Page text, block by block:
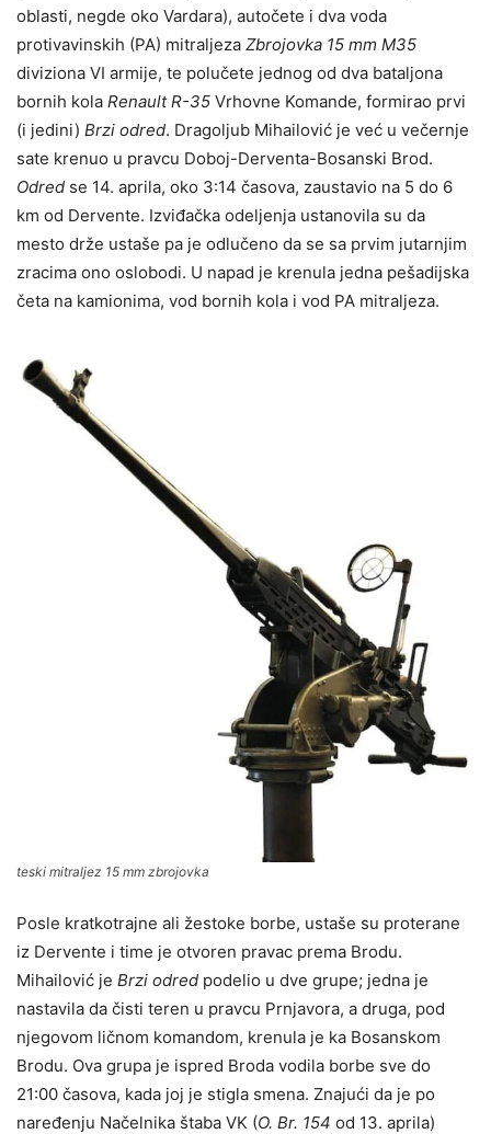
oblasti, negde oko Vardara), autočete i dva voda
protivavinskih (PA) mitralјeza Zbrojovka 15 mm M35
diviziona VI armije, te polučete jednog od dva batalјona
bornih kola Renault R-35 Vrhovne Komande, formirao prvi
(i jedini) Brzi odred. Dragolјub Mihailović je već u večernje
sate krenuo u pravcu Doboj-Derventa-Bosanski Brod.
Odred se 14. aprila, oko 3:14 časova, zaustavio na 5 do 6
km od Dervente. Izviđačka odelјenja ustanovila su da
mesto drže ustaše pa je odlučeno da se sa prvim jutarnjim
zracima ono oslobodi. U napad je krenula jedna pešadijska
četa na kamionima, vod bornih kola i vod PA mitralјeza.
teski mitraljez 15 mm zbrojovka
Posle kratkotrajne ali žestoke borbe, ustaše su proterane
iz Dervente i time je otvoren pravac prema Brodu.
Mihailović je Brzi odred podelio u dve grupe; jedna je
nastavila da čisti teren u pravcu Prnjavora, a druga, pod
njegovom ličnom komandom, krenula je ka Bosanskom
Brodu. Ova grupa je ispred Broda vodila borbe sve do
21:00 časova, kada joj je stigla smena. Znajući da je po
naređenju Načelnika štaba VK (O. Br. 154 od 13. aprila)